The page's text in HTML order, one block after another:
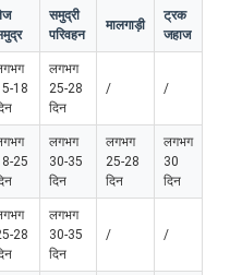
समुद्री
परिवहन
मालगाड़ी
ट्रक
जहाज
18
लगभग
25-28
दिन
/ /
25
लगभग
30-35
दिन
लगभग
25-28
दिन
लगभग
30
दिन
28
लगभग
30-35
दिन
/ /